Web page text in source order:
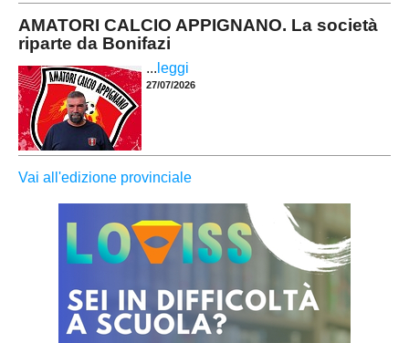
AMATORI CALCIO APPIGNANO. La società
riparte da Bonifazi
... leggi
27/07/2026
Vai all'edizione provinciale